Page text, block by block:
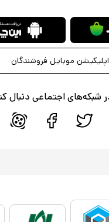
اپلیکیشن موبایل فروشندگان
شبکه‌های اجتماعی دنبال